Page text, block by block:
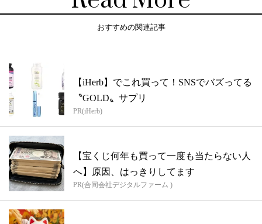
おすすめの関連記事
【iHerb】でこれ買って！SNSでバズってる
〝GOLD〟サプリ
PR(iHerb)
【宝くじ何年も買って一度も当たらない人
へ】原因、はっきりしてます
PR(合同会社デジタルファーム )